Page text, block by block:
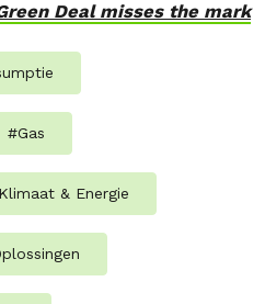
Deal misses the mark
#Gas
Klimaat & Energie